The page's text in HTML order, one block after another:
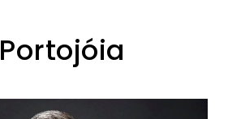
Portojóia